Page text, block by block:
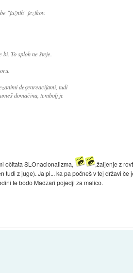
"južnih" jezikov.
To sploh ne šteje.
degenreacijami, tudi
domačina, tembolj je
očitata SLOnacionalizma,
,žaljenje z
z juge). Ja pi... ka pa počneš v tej državi
te bodo Madžari pojedji za malico.